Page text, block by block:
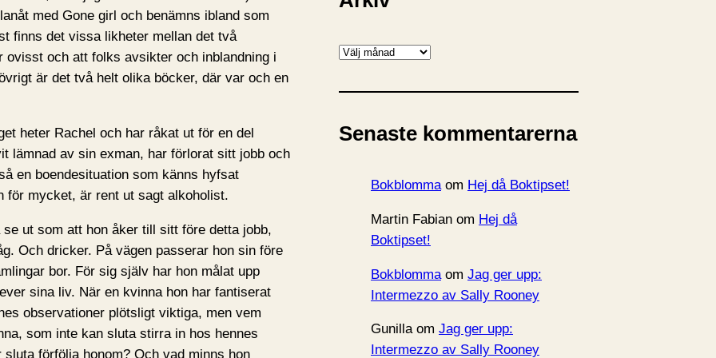
med Gone girl och benämns ibland som
finns det vissa likheter mellan det två
och att folks avsikter och inblandning i
är det två helt olika böcker, där var och en
heter Rachel och har råkat ut för en del
lämnad av sin exman, har förlorat sitt jobb och
en boendesituation som känns hyfsat
för mycket, är rent ut sagt alkoholist.
ut som att hon åker till sitt före detta jobb,
Och dricker. På vägen passerar hon sin före
bor. För sig själv har hon målat upp
sina liv. När en kvinna hon har fantiserat
observationer plötsligt viktiga, men vem
som inte kan sluta stirra in hos hennes
förfölja honom? Och vad minns hon
A
k
v
Senaste kommentarerna
Bokblommaom Hej då Boktipset!
Martin Fabian om Hej då
Boktipset!
Bokblomma om Jag ger upp:
Intermezzo av Sally Rooney
Gunillaom Jag ger upp:
Intermezzo av Sally Rooney